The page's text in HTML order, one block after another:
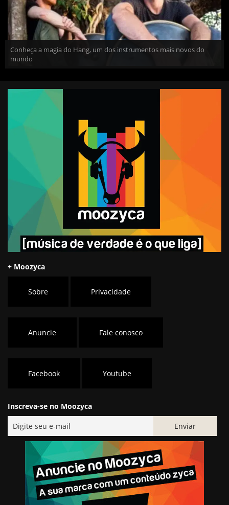
Conheça a magia do Hang, um dos instrumentos mais novos do
mundo
+ Moozyca
Sobre Privacidade
Anuncie Fale conosco
Facebook Youtube
Inscreva-se no Moozyca